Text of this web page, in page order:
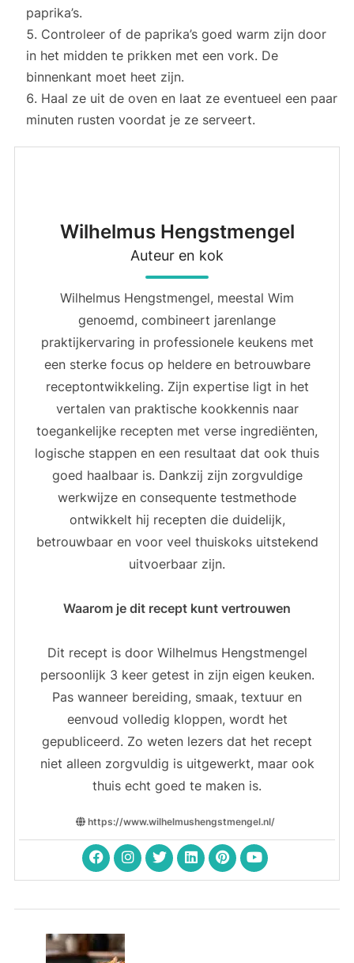
paprika’s.
Controleer of de paprika’s goed warm zijn door
in het midden te prikken met een vork. De
binnenkant moet heet zijn.
Haal ze uit de oven en laat ze eventueel een paar
minuten rusten voordat je ze serveert.
Wilhelmus Hengstmengel
Auteur en kok
Wilhelmus Hengstmengel, meestal Wim
genoemd, combineert jarenlange
praktijkervaring in professionele keukens met
een sterke focus op heldere en betrouwbare
receptontwikkeling. Zijn expertise ligt in het
vertalen van praktische kookkennis naar
toegankelijke recepten met verse ingrediënten,
logische stappen en een resultaat dat ook thuis
goed haalbaar is. Dankzij zijn zorgvuldige
werkwijze en consequente testmethode
ontwikkelt hij recepten die duidelijk,
betrouwbaar en voor veel thuiskoks uitstekend
uitvoerbaar zijn.
Waarom je dit recept kunt vertrouwen
Dit recept is door Wilhelmus Hengstmengel
persoonlijk 3 keer getest in zijn eigen keuken.
Pas wanneer bereiding, smaak, textuur en
eenvoud volledig kloppen, wordt het
gepubliceerd. Zo weten lezers dat het recept
niet alleen zorgvuldig is uitgewerkt, maar ook
thuis echt goed te maken is.
https://www.wilhelmushengstmengel.nl/